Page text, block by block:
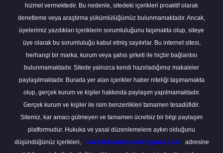
hizmet vermektedir. Bu nedenle, sitedeki içerikleri proaktif olarak
denetleme veya araştırma yükümlülüğümüz bulunmamaktadır. Ancak,
üyelerimiz yazdıkları içeriklerin sorumluluğunu taşımakta olup, siteye
üye olarak bu sorumluluğu kabul etmiş sayılırlar. Bu internet sitesi,
herhangi bir marka, kurum veya şahıs şirketi ile hiçbir bağlantısı
bulunmamaktadır. Sitede yalnızca kendi hazırladığımız makaleler
paylaşılmaktadır. Burada yer alan içerikler haber niteliği taşımamakta
olup, gerçek kurum ve kişiler hakkında paylaşım yapılmamaktadır.
Gerçek kurum ve kişiler ile isim benzerlikleri tamamen tesadüfidir.
Sitemiz, kar amacı gütmeyen ve tamamen ücretsiz bir bilgi paylaşım
platformudur. Hukuka ve yasal düzenlemelere aykırı olduğunu
düşündüğünüz içerikleri,
backlinkpanelicomtr@gmail.com
adresine